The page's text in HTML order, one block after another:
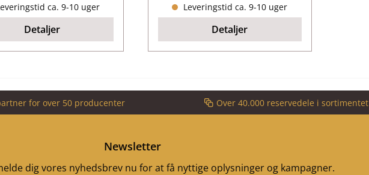
ca. 9-10 uger
Detaljer
Leveringstid ca. 9-10 uger
Detaljer
for over 50 producenter Over 40.000 reservedele i sortimentet
Newsletter
dig vores nyhedsbrev nu for at få nyttige oplysninger og kampagner.